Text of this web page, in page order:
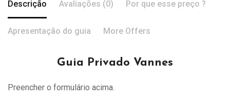
Descrição Avaliações (0) Por que esse preço ?
Apresentação do guia More Offers
Guia Privado Vannes
Preencher o formulário acima.